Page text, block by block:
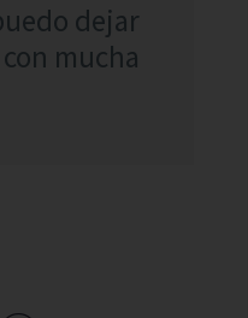
dejar
mucha